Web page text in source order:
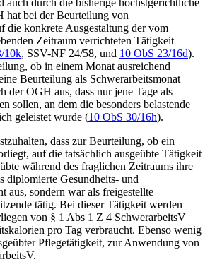
hat bei der Beurteilung von
die konkrete Ausgestaltung der vom
Zeitraum verrichteten Tätigkeit
10k, SSV-NF 24/58, und 10 ObS 23/16d).
ob in einem Monat ausreichend
Beurteilung als Schwerarbeitsmonat
der OGH aus, dass nur jene Tage als
sollen, an dem die besonders belastende
geleistet wurde (10 ObS 30/16h).
dass zur Beurteilung, ob ein
auf die tatsächlich ausgeübte Tätigkeit
während des fraglichen Zeitraums ihre
diplomierte Gesundheits- und
aus, sondern war als freigestellte
tätig. Bei dieser Tätigkeit werden
von § 1 Abs 1 Z 4 SchwerarbeitsV
pro Tag verbraucht. Ebenso wenig
Pflegetätigkeit, zur Anwendung von